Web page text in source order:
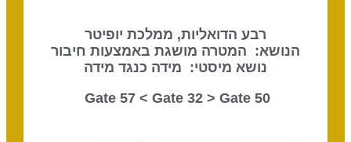
רבע הדואליות, ממלכת יופיטר
הנושא: המטרה מושגת באמצעות חיבור
נושא מיסטי: מידה כנגד מידה
50 Gate 57 <
Gate 32 > Gate